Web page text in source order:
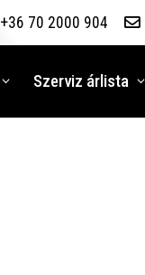
+36 70 2000 904
Szerviz árlista